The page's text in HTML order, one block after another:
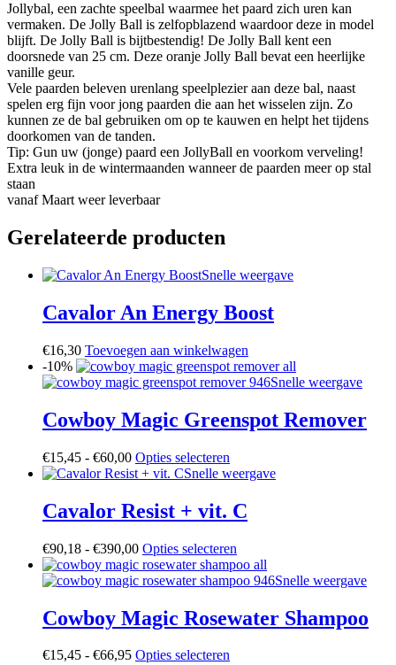
Jollybal, een zachte speelbal waarmee het paard zich uren kan
vermaken. De Jolly Ball is zelfopblazend waardoor deze in model
blijft. De Jolly Ball is bijtbestendig! De Jolly Ball kent een
doorsnede van 25 cm. Deze oranje Jolly Ball bevat een heerlijke
vanille geur.
Vele paarden beleven urenlang speelplezier aan deze bal, naast
spelen erg fijn voor jong paarden die aan het wisselen zijn. Zo
kunnen ze de bal gebruiken om op te kauwen en helpt het tijdens
doorkomen van de tanden.
Tip: Gun uw (jonge) paard een JollyBall en voorkom verveling!
Extra leuk in de wintermaanden wanneer de paarden meer op stal
staan
vanaf Maart weer leverbaar
Gerelateerde producten
Snelle weergave
Cavalor An Energy Boost
€16,30 Toevoegen aan winkelwagen
-10%
Snelle weergave
Cowboy Magic Greenspot Remover
€15,45 - €60,00Prijsklasse:
€15,45
€60,00
Opties selecteren
product
meerdere
variaties.
optie
kan
gekozen
op
de
Snelle weergave
Cavalor Resist + vit. C
€90,18 - €390,00Prijsklasse:
€90,18
tot
Opties selecteren
product
heeft
variaties.
Deze
Snelle weergave
Cowboy Magic Rosewater Shampoo
€15,45 - €66,95Prijsklasse:
Opties selecteren